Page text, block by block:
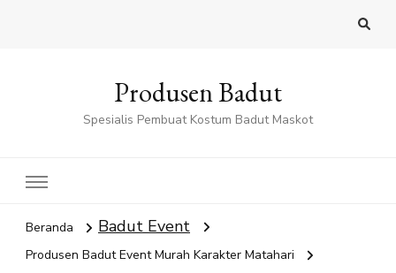
Produsen Badut
Spesialis Pembuat Kostum Badut Maskot
Beranda Badut Event
Produsen Badut Event Murah Karakter Matahari